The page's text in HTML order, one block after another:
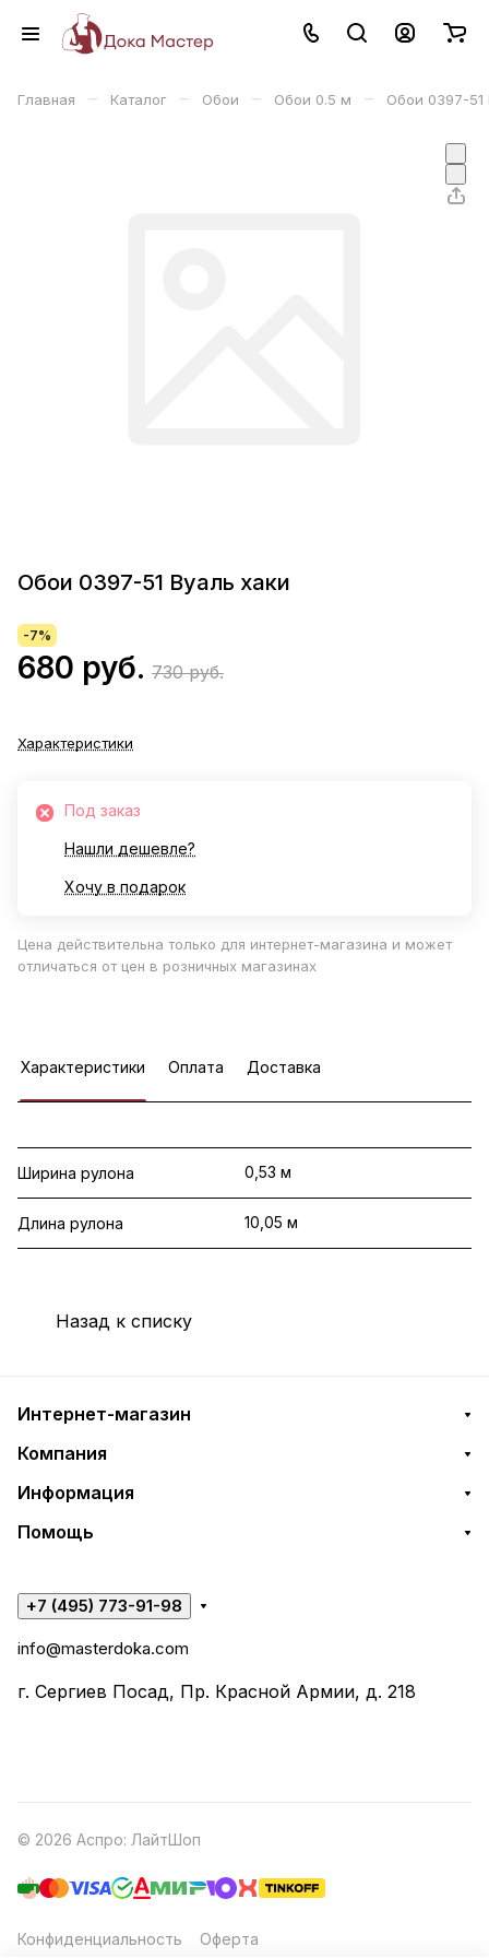
Главная – Каталог – Обои – Обои 0.5 м – Обои 0397-51
Обои 0397-51 Вуаль хаки
-7%
680 руб. 730 руб.
Характеристики
Под заказ
Нашли дешевле?
Хочу в подарок
Цена действительна только для интернет-магазина и может
отличаться от цен в розничных магазинах
Характеристики Оплата Доставка
Ширина рулона 0,53 м
Длина рулона 10,05 м
Назад к списку
Интернет-магазин
Компания
Информация
Помощь
+7 (495) 773-91-98
info@masterdoka.com
г. Сергиев Посад, Пр. Красной Армии, д. 218
© 2026 Аспро: ЛайтШоп
Конфиденциальность Оферта